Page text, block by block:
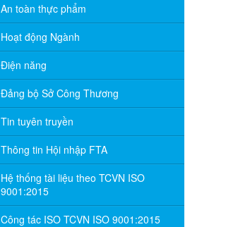
An toàn thực phẩm
Hoạt động Ngành
Điện năng
Đảng bộ Sở Công Thương
Tin tuyên truyền
Thông tin Hội nhập FTA
Hệ thống tài liệu theo TCVN ISO
9001:2015
Công tác ISO TCVN ISO 9001:2015